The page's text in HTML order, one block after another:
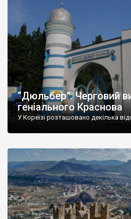
“Дюльбер”. Черговий
геніального Краснова
У Кореїзі розташовано декілька